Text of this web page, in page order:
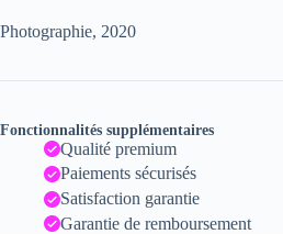
était :
est :
Photographie, 2020
Fonctionnalités supplémentaires
Qualité premium
Paiements sécurisés
Satisfaction garantie
Garantie de remboursement